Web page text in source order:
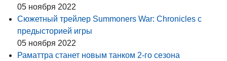
05 ноября 2022
Сюжетный трейлер Summoners War: Chronicles с
предысторией игры
05 ноября 2022
Раматтра станет новым танком 2-го сезона